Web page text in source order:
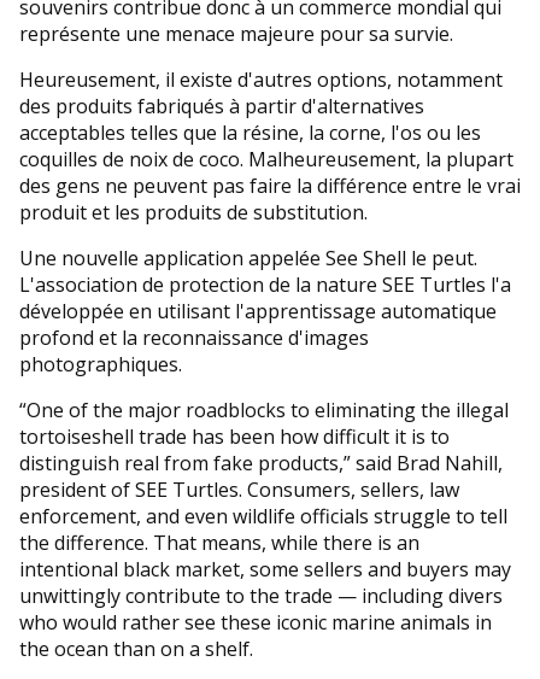
souvenirs contribue donc à un commerce mondial qui
représente une menace majeure pour sa survie.
Heureusement, il existe d'autres options, notamment
des produits fabriqués à partir d'alternatives
acceptables telles que la résine, la corne, l'os ou les
coquilles de noix de coco. Malheureusement, la plupart
des gens ne peuvent pas faire la différence entre le vrai
produit et les produits de substitution.
Une nouvelle application appelée See Shell le peut.
L'association de protection de la nature SEE Turtles l'a
développée en utilisant l'apprentissage automatique
profond et la reconnaissance d'images
photographiques.
“One of the major roadblocks to eliminating the illegal
tortoiseshell trade has been how difficult it is to
distinguish real from fake products,” said Brad Nahill,
president of SEE Turtles. Consumers, sellers, law
enforcement, and even wildlife officials struggle to tell
the difference. That means, while there is an
intentional black market, some sellers and buyers may
unwittingly contribute to the trade — including divers
who would rather see these iconic marine animals in
the ocean than on a shelf.